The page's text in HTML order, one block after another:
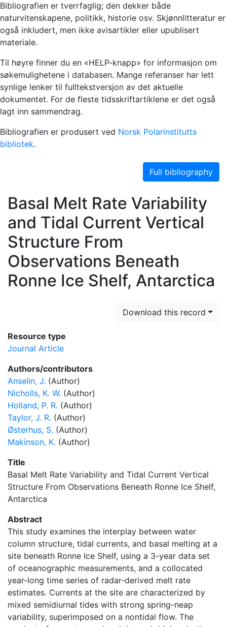
Bibliografien er tverrfaglig; den dekker både
naturvitenskapene, politikk, historie osv. Skjønnlitteratur er
også inkludert, men ikke avisartikler eller upublisert
materiale.
Til høyre finner du en «HELP-knapp» for informasjon om
søkemulighetene i databasen. Mange referanser har lett
synlige lenker til fulltekstversjon av det aktuelle
dokumentet. For de fleste tidsskriftartiklene er det også
lagt inn sammendrag.
Bibliografien er produsert ved Norsk Polarinstitutts
bibliotek.
Full bibliography
Basal Melt Rate Variability
and Tidal Current Vertical
Structure From
Observations Beneath
Ronne Ice Shelf, Antarctica
Download this record
Resource type
Journal Article
Authors/contributors
Anselin, J. (Author)
Nicholls, K. W. (Author)
Holland, P. R. (Author)
Taylor, J. R. (Author)
Østerhus, S. (Author)
Makinson, K. (Author)
Title
Basal Melt Rate Variability and Tidal Current Vertical
Structure From Observations Beneath Ronne Ice Shelf,
Antarctica
Abstract
This study examines the interplay between water
column structure, tidal currents, and basal melting at a
site beneath Ronne Ice Shelf, using a 3-year data set
of oceanographic measurements, and a collocated
year-long time series of radar-derived melt rate
estimates. Currents at the site are characterized by
mixed semidiurnal tides with strong spring-neap
variability, superimposed on a nontidal flow. The